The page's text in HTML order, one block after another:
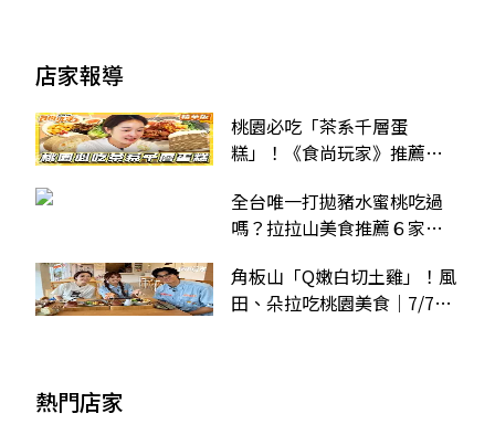
店家報導
桃園必吃「茶系千層蛋
糕」！《食尚玩家》推薦
全台唯一打拋豬水蜜桃吃過
嗎？拉拉山美食推薦６家：
朝聖
角板山「Q嫩白切土雞」！風
田、朵拉吃桃園美食｜7/7店
熱門店家